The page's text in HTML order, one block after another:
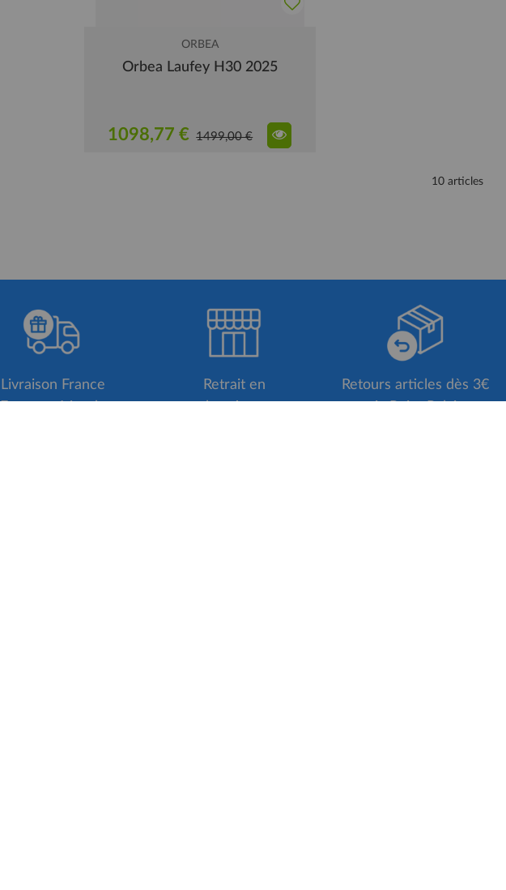
ORBEA
Orbea Laufey H30 2025
1098,77 € 1499,00 €
10 articles
Livraison France
Retrait en
Retours articles dès 3€